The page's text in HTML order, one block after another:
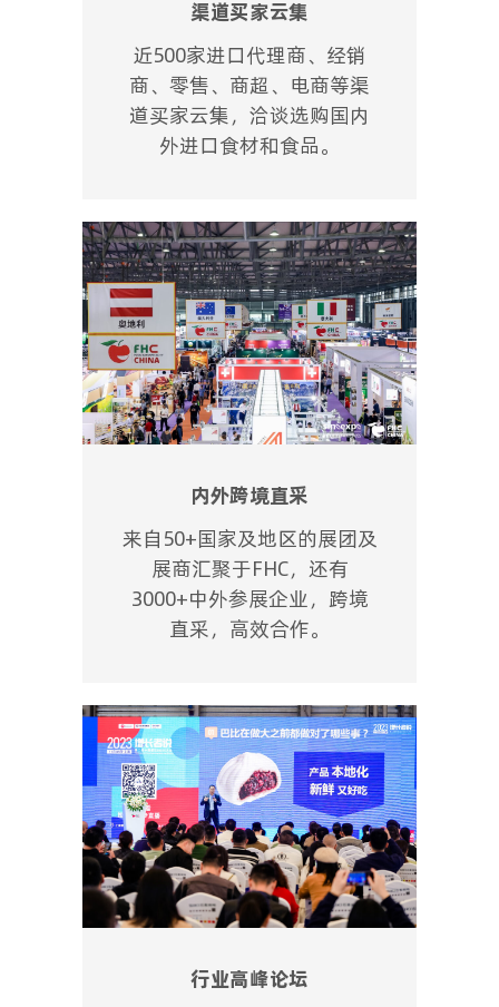
渠道买家云集
近500家进口代理商、经销
商、零售、商超、电商等渠
道买家云集，洽谈选购国内
外进口食材和食品。
内外跨境直采
来自50+国家及地区的展团及
展商汇聚于FHC，还有
3000+中外参展企业，跨境
直采，高效合作。
行业高峰论坛